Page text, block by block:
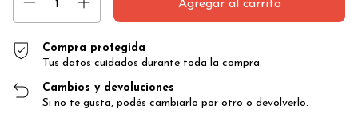
Compra protegida
Tus datos cuidados durante toda la compra.
Cambios y devoluciones
Si no te gusta, podés cambiarlo por otro o devolverlo.